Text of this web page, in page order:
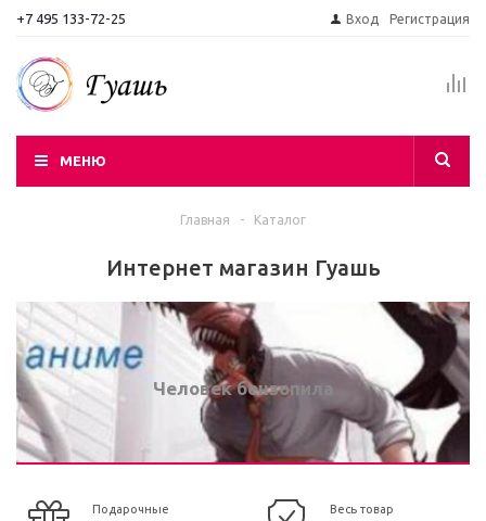
+7 495 133-72-25 Вход Регистрация
МЕНЮ
Главная - Каталог
Интернет магазин Гуашь
Человек бензопила
Подарочные
Весь товар